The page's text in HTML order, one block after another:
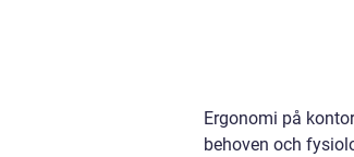
Ergonomi på
behoven och